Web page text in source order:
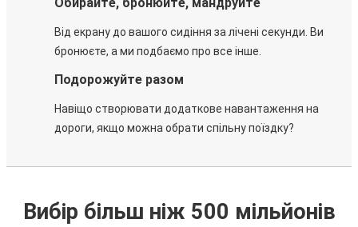
Від екрану до вашого сидіння за лічені секунди. Ви
бронюєте, а ми подбаємо про все інше.
Подорожуйте разом
Навіщо створювати додаткове навантаження на
дороги, якщо можна обрати спільну поїздку?
Вибір більш ніж 500 мільйонів